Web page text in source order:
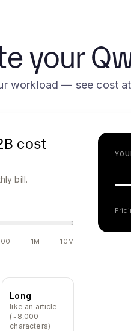
your
workload — see cost
cost
bill.
1M 10M
Long
like an article
(~8,000
characters)